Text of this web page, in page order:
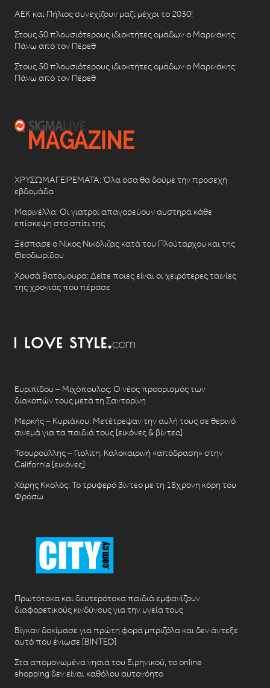
ΑΕΚ και Πήλιος συνεχίζουν μαζί μέχρι το 2030!
Στους 50 πλουσιότερους ιδιοκτήτες ομάδων ο Μαρινάκης:
Πάνω από τον Πέρεθ
Στους 50 πλουσιότερους ιδιοκτήτες ομάδων ο Μαρινάκης:
Πάνω από τον Πέρεθ
ΧΡΥΣΩΜΑΓΕΙΡΕΜΑΤΑ: Όλα όσα θα δούμε την προσεχή
εβδομάδα
Μαρινέλλα: Οι γιατροί απαγορεύουν αυστηρά κάθε
επίσκεψη στο σπίτι της
Ξέσπασε ο Νίκος Νικόλιζας κατά του Πλούταρχου και της
Θεοδωρίδου
Χρυσά Βατόμουρα: Δείτε ποιες είναι οι χειρότερες ταινίες
της χρονιάς που πέρασε
Ευριπίδου – Μιχόπουλος: Ο νέος προορισμός των
διακοπών τους μετά τη Σαντορίνη
Μερκής – Κυριάκου: Μετέτρεψαν την αυλή τους σε θερινό
σινεμά για τα παιδιά τους [εικόνες & βίντεο]
Τσουρούλλης – Γιολίτη: Καλοκαιρινή «απόδραση» στην
California [εικόνες]
Χάρης Κκολός: Το τρυφερό βίντεο με τη 18χρονη κόρη του
Φρόσω
Πρωτότοκα και δευτερότοκα παιδιά εμφανίζουν
διαφορετικούς κινδύνους για την υγεία τους
Βίγκαν δοκίμασε για πρώτη φορά μπριζόλα και δεν άντεξε
αυτό που ένιωσε [ΒΙΝΤΕΟ]
Στα απομονωμένα νησιά του Ειρηνικού, το online
shopping δεν είναι καθόλου αυτονόητο